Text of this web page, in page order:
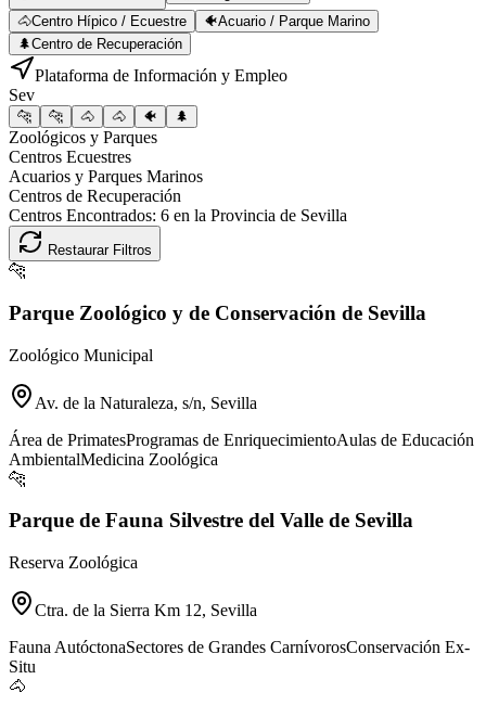
🐴Centro Hípico / Ecuestre 🐠Acuario / Parque Marino
🌲Centro de Recuperación
Plataforma de Información y Empleo
Sev
🐆 🐆 🐴 🐴 🐠 🌲
Zoológicos y Parques
Centros Ecuestres
Acuarios y Parques Marinos
Centros de Recuperación
Centros Encontrados: 6 en la Provincia de Sevilla
Restaurar Filtros
🐆
Parque Zoológico y de Conservación de Sevilla
Zoológico Municipal
Av. de la Naturaleza, s/n, Sevilla
Área de PrimatesProgramas de EnriquecimientoAulas de Educación
AmbientalMedicina Zoológica
🐆
Parque de Fauna Silvestre del Valle de Sevilla
Reserva Zoológica
Ctra. de la Sierra Km 12, Sevilla
Fauna AutóctonaSectores de Grandes CarnívorosConservación Ex-
Situ
🐴